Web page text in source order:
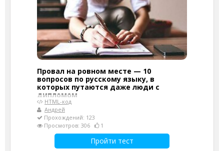
Провал на ровном месте — 10
вопросов по русскому языку, в
которых путаются даже люди с
дипломом
HTML-код
Андрей
Прохождений: 123
Просмотров: 306
1
Пройти тест